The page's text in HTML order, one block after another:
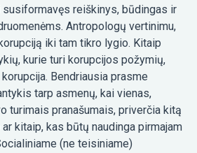
reiškinys, būdingas ir
Antropologų vertinimu,
iki tam tikro lygio. Kitaip
kurie turi korupcijos požymių,
Bendriausia prasme
tarp asmenų, kai vienas,
turimais pranašumais, priverčia kitą
kitaip, kas būtų naudinga pirmajam
(ne teisiniame)